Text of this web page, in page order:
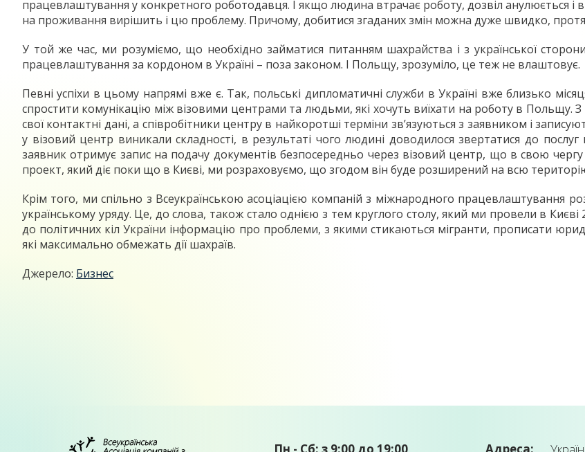
працевлаштування у конкретного роботодавця. І якщо людина втрачає роботу, дозвіл анулюється і
на проживання вирішить і цю проблему. Причому, добитися згаданих змін можна дуже швидко,
У той же час, ми розуміємо, що необхідно займатися питанням шахрайства і з української
працевлаштування за кордоном в Україні – поза законом. І Польщу, зрозуміло, це теж не влаштовує.
Певні успіхи в цьому напрямі вже є. Так, польські дипломатичні служби в Україні вже близько
спростити комунікацію між візовими центрами та людьми, які хочуть виїхати на роботу в Польщу.
свої контактні дані, а співробітники центру в найкоротші терміни зв’язуються з заявником і
у візовий центр виникали складності, в результаті чого людині доводилося звертатися до
заявник отримує запис на подачу документів безпосередньо через візовий центр, що в свою
проект, який діє поки що в Києві, ми розраховуємо, що згодом він буде розширений на всю
Крім того, ми спільно з Всеукраїнською асоціацією компаній з міжнародного працевлаштування
українському уряду. Це, до слова, також стало однією з тем круглого столу, який ми провели в
до політичних кіл України інформацію про проблеми, з якими стикаються мігранти, прописати
які максимально обмежать дії шахраїв.
Джерело: Бизнес